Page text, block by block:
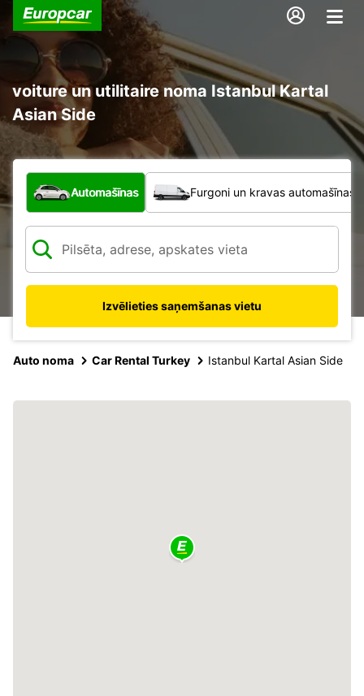
voiture un utilitaire noma Istanbul Kartal
Asian Side
Kāda veida transportlīdzeklis?
Automašīnas Furgoni un kravas automašīnas
Izvēlieties saņemšanas vietu
Auto noma Car Rental Turkey Istanbul Kartal Asian Side